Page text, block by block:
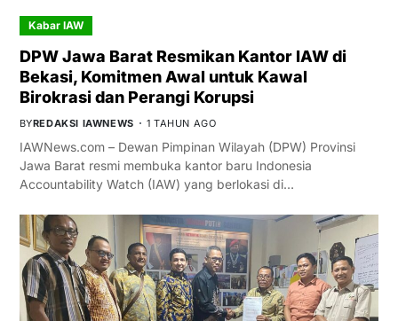
Kabar IAW
DPW Jawa Barat Resmikan Kantor IAW di
Bekasi, Komitmen Awal untuk Kawal
Birokrasi dan Perangi Korupsi
BYREDAKSI IAWNEWS 1 TAHUN AGO
IAWNews.com – Dewan Pimpinan Wilayah (DPW) Provinsi
Jawa Barat resmi membuka kantor baru Indonesia
Accountability Watch (IAW) yang berlokasi di…